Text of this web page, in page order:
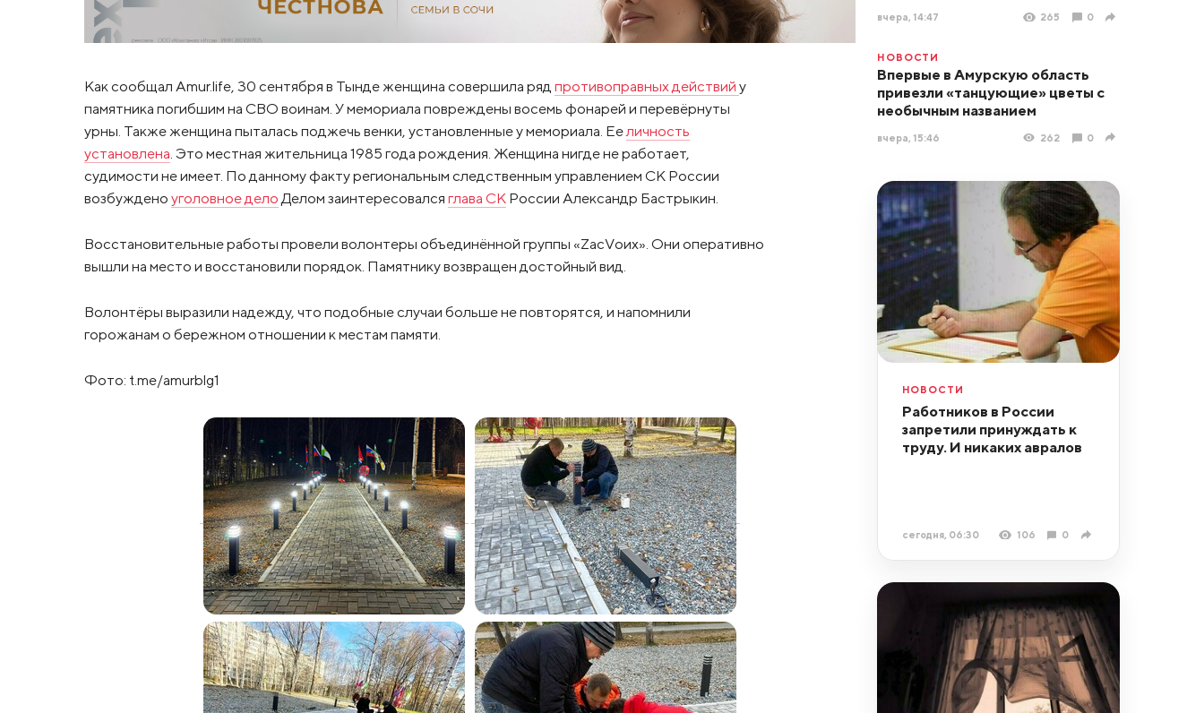
Как сообщал Amur.life, 30 сентября в Тынде женщина совершила ряд противоправных действий у
памятника погибшим на СВО воинам. У мемориала повреждены восемь фонарей и перевёрнуты
урны. Также женщина пыталась поджечь венки, установленные у мемориала. Ееличность
установлена. Это местная жительница 1985 года рождения. Женщина нигде не работает,
судимости не имеет. По данному факту региональным следственным управлением СК России
возбуждено уголовное делоДелом заинтересовался глава СКРоссии Александр Бастрыкин.
Восстановительные работы провели волонтеры объединённой группы «ZacVоих». Они оперативно
вышли на место и восстановили порядок. Памятнику возвращен достойный вид.
Волонтёры выразили надежду, что подобные случаи больше не повторятся, и напомнили
горожанам о бережном отношении к местам памяти.
Фото: t.me/amurblg1
вчера, 14:47 265 0
НОВОСТИ
Впервые в Амурскую область
привезли «танцующие» цветы с
необычным названием
вчера, 15:46 262 0
НОВОСТИ
Работников в России
запретили принуждать к
труду. И никаких авралов
сегодня, 06:30 106 0